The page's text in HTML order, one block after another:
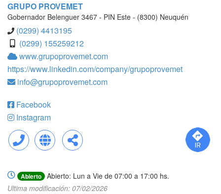
datos
GRUPO PROVEMET
Gobernador Belenguer 3467 - PIN Este - (8300) Neuquén
(0299) 4413195
(0299) 155259212
www.grupoprovemet.com
https://www.linkedin.com/company/grupoprovemet
info@grupoprovemet.com
Facebook
Instagram
Llamar Web Compartir
Abierto
Abierto: Lun a Vie de 07:00 a 17:00 hs.
Ultima modificación: 07/02/2026